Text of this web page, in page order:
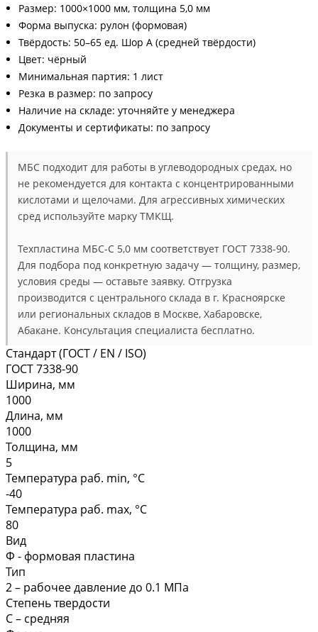
Размер: 1000×1000 мм, толщина 5,0 мм
Форма выпуска: рулон (формовая)
Твёрдость: 50–65 ед. Шор А (средней твёрдости)
Цвет: чёрный
Минимальная партия: 1 лист
Резка в размер: по запросу
Наличие на складе: уточняйте у менеджера
Документы и сертификаты: по запросу
МБС подходит для работы в углеводородных средах, но
не рекомендуется для контакта с концентрированными
кислотами и щелочами. Для агрессивных химических
сред используйте марку ТМКЩ.
Техпластина МБС-С 5,0 мм соответствует ГОСТ 7338-90.
Для подбора под конкретную задачу — толщину, размер,
условия среды — оставьте заявку. Отгрузка
производится с центрального склада в г. Красноярске
или региональных складов в Москве, Хабаровске,
Абакане. Консультация специалиста бесплатно.
Стандарт (ГОСТ / EN / ISO)
ГОСТ 7338-90
Ширина, мм
1000
Длина, мм
1000
Толщина, мм
5
Температура раб. min, °C
-40
Температура раб. max, °C
80
Вид
Ф - формовая пластина
Тип
2 – рабочее давление до 0.1 МПа
Степень твердости
С – средняя